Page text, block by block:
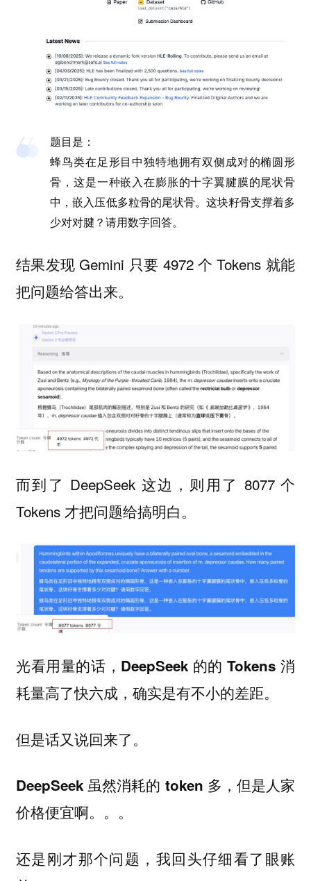
题目是：
蜂鸟类在足形目中独特地拥有双侧成对的椭圆形
骨，这是一种嵌入在膨胀的十字翼腱膜的尾状骨
中，嵌入压低多粒骨的尾状骨。这块籽骨支撑着多
少对对腱？请用数字回答。
结果发现 Gemini 只要 4972 个 Tokens 就能
把问题给答出来。
而到了 DeepSeek 这边，则用了 8077 个
Tokens 才把问题给搞明白。
光看用量的话， DeepSeek 的的 Tokens 消
耗量高了快六成 ，确实是有不小的差距。
但是话又说回来了。
DeepSeek 虽然消耗的 token 多，但是人家
价格便宜啊。。。
还是刚才那个问题，我回头仔细看了眼账